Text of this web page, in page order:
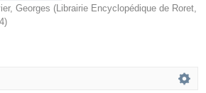
Georges ( Librairie Encyclopédique de Roret
)